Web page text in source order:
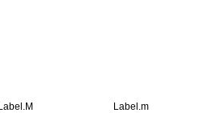
Label.M
Label.m